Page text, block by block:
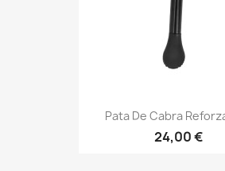
Pata De Cabra
24,00 €